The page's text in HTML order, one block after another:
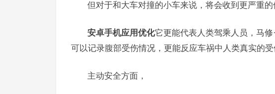
但对于和大车对撞的小车来说，将会收到更严重的
安卓手机应用优化它更能代表人类驾乘人员，马修
可以记录腹部受伤情况，更能反应车祸中人类真实的受
主动安全方面，